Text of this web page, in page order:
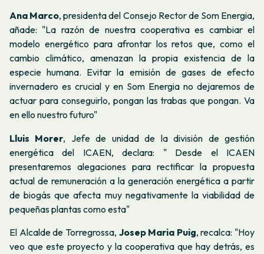
Ana Marco,presidenta del Consejo Rector de Som Energia,
añade: "La razón de nuestra cooperativa es cambiar el
modelo energético para afrontar los retos que, como el
cambio climático, amenazan la propia existencia de la
especie humana. Evitar la emisión de gases de efecto
invernadero es crucial y en Som Energia no dejaremos de
actuar para conseguirlo, pongan las trabas que pongan. Va
en ello nuestro futuro"
Lluis Morer, Jefe de unidad de la división de gestión
energética del ICAEN, declara: " Desde el ICAEN
presentaremos alegaciones para rectificar la propuesta
actual de remuneración a la generación energética a partir
de biogás que afecta muy negativamente la viabilidad de
pequeñas plantas como esta"
El Alcalde de Torregrossa, Josep Maria Puig, recalca: "Hoy
veo que este proyecto y la cooperativa que hay detrás, es